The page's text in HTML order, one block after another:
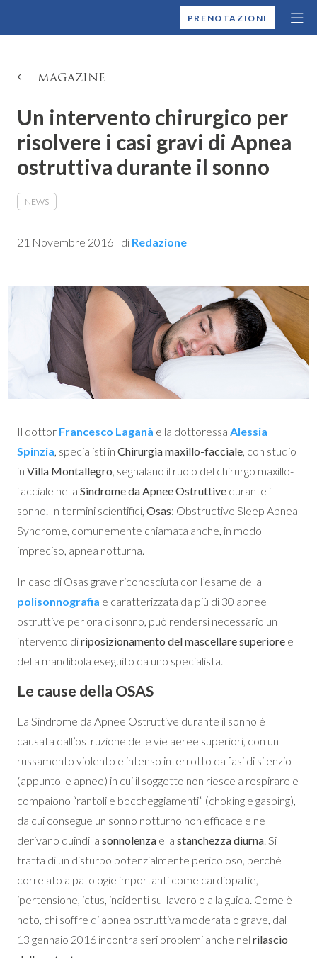
MONTALLEGROPRENOTAZIONI
MAGAZINE
Un intervento chirurgico per
risolvere i casi gravi di Apnea
ostruttiva durante il sonno
NEWS
21 Novembre 2016 | di Redazione
Il dottor Francesco Laganà e la dottoressa Alessia
Spinzia, specialisti in Chirurgia maxillo-facciale, con studio
in Villa Montallegro, segnalano il ruolo del chirurgo maxillo-
facciale nella Sindrome da Apnee Ostruttive durante il
sonno. In termini scientifici, Osas: Obstructive Sleep Apnea
Syndrome, comunemente chiamata anche, in modo
impreciso, apnea notturna.
In caso di Osas grave riconosciuta con l’esame della
polisonnografia e caratterizzata da più di 30 apnee
ostruttive per ora di sonno, può rendersi necessario un
intervento diriposizionamento del mascellare superiore e
della mandibola eseguito da uno specialista.
Le cause della OSAS
La Sindrome da Apnee Ostruttive durante il sonno è
causata dall’ostruzione delle vie aeree superiori, con un
russamento violento e intenso interrotto da fasi di silenzio
(appunto le apnee) in cui il soggetto non riesce a respirare e
compaiono “rantoli e boccheggiamenti” (choking e gasping),
da cui consegue un sonno notturno non efficace e ne
derivano quindi la sonnolenza e la stanchezza diurna. Si
tratta di un disturbo potenzialmente pericoloso, perché
correlato a patologie importanti come cardiopatie,
ipertensione, ictus, incidenti sul lavoro o alla guida. Come è
noto, chi soffre di apnea ostruttiva moderata o grave, dal
13 gennaio 2016 incontra seri problemi anche nel rilascio